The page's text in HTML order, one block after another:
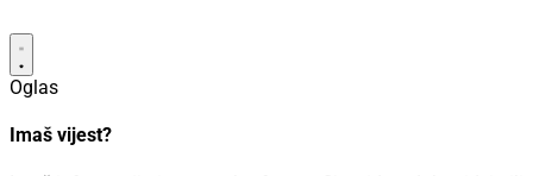
Oglas
Imaš vijest?